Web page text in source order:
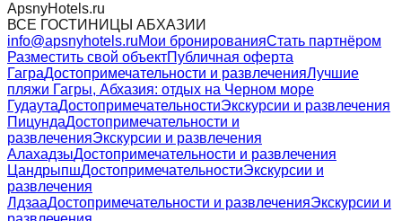
ApsnyHotels.ru
ВСЕ ГОСТИНИЦЫ АБХАЗИИ
info@apsnyhotels.ruМои бронированияСтать партнёром
Разместить свой объектПубличная оферта
ГаграДостопримечательности и развлеченияЛучшие
пляжи Гагры, Абхазия: отдых на Черном море
ГудаутаДостопримечательностиЭкскурсии и развлечения
ПицундаДостопримечательности и
развлеченияЭкскурсии и развлечения
АлахадзыДостопримечательности и развлечения
ЦандрыпшДостопримечательностиЭкскурсии и
развлечения
ЛдзааДостопримечательности и развлеченияЭкскурсии и